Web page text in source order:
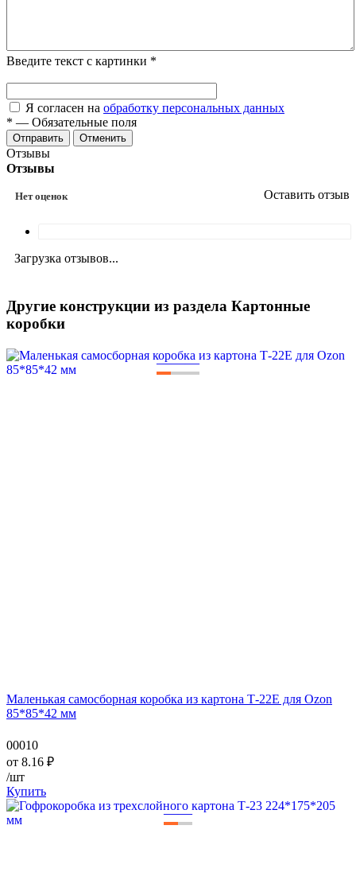
Введите текст с картинки *
Я согласен на обработку персональных данных
* — Обязательные поля
Отменить
Отзывы
Отзывы
Нет оценок Оставить отзыв
Загрузка отзывов...
Другие конструкции из раздела Картонные
коробки
———
Маленькая самосборная коробка из картона Т-22Е для Ozon
85*85*42 мм
00010
от 8.16 ₽
/шт
Купить
——